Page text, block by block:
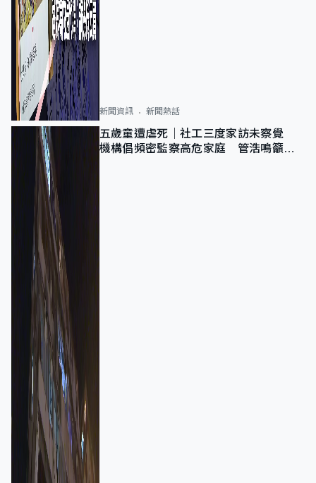
新聞資訊 新聞熱話
五歲童遭虐死｜社工三度家訪未察覺
機構倡頻密監察高危家庭 管浩鳴籲加